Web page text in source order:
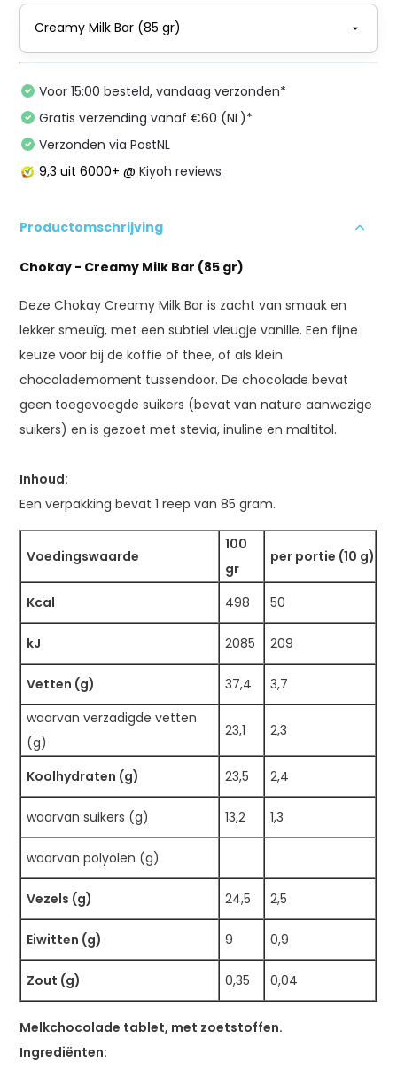
Voor 15:00 besteld, vandaag verzonden*
Gratis verzending vanaf €60 (NL)*
Verzonden via PostNL
9,3 uit 6000+ @Kiyoh reviews
Productomschrijving
Chokay - Creamy Milk Bar (85 gr)
Deze Chokay Creamy Milk Bar is zacht van smaak en
lekker smeuïg, met een subtiel vleugje vanille. Een fijne
keuze voor bij de koffie of thee, of als klein
chocolademoment tussendoor. De chocolade bevat
geen toegevoegde suikers (bevat van nature aanwezige
suikers) en is gezoet met stevia, inuline en maltitol.
Inhoud:
Een verpakking bevat 1 reep van 85 gram.
Voedingswaarde
100
gr
per portie (10 g)
Kcal 498 50
kJ 2085 209
Vetten (g) 37,4
3,7
waarvan verzadigde vetten
(g)
23,1 2,3
Koolhydraten (g) 23,5 2,4
waarvan suikers (g) 13,2 1,3
waarvan polyolen (g)
Vezels (g) 24,5 2,5
Eiwitten (g) 9 0,9
Zout (g) 0,35 0,04
Melkchocolade tablet, met zoetstoffen.
Ingrediënten: